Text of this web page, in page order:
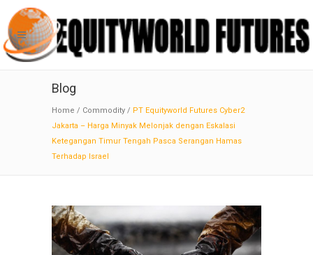
Blog
Home / Commodity / PT Equityworld Futures Cyber2
Jakarta – Harga Minyak Melonjak dengan Eskalasi
Ketegangan Timur Tengah Pasca Serangan Hamas
Terhadap Israel